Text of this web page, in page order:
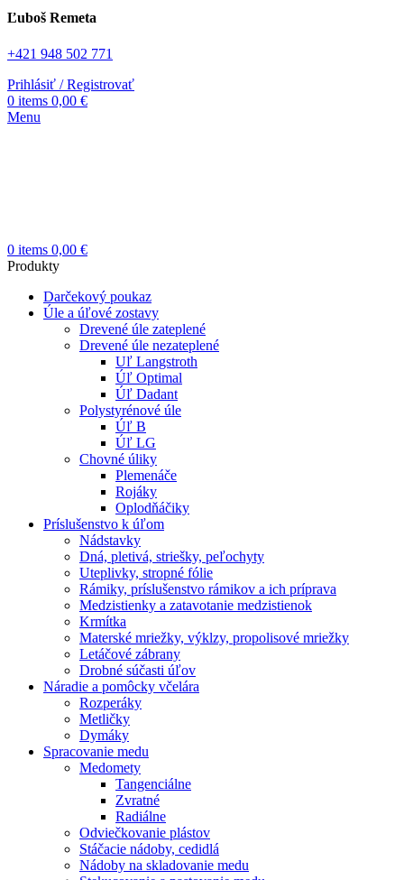
Ľuboš Remeta
+421 948 502 771
Prihlásiť / Registrovať
0 items 0,00 €
Menu
0 items 0,00 €
Produkty
Darčekový poukaz
Úle a úľové zostavy
Drevené úle zateplené
Drevené úle nezateplené
Uľ Langstroth
Úľ Optimal
Úľ Dadant
Polystyrénové úle
Úľ B
Úľ LG
Chovné úliky
Plemenáče
Rojáky
Oplodňáčiky
Príslušenstvo k úľom
Nádstavky
Dná, pletivá, striešky, peľochyty
Uteplivky, stropné fólie
Rámiky, príslušenstvo rámikov a ich príprava
Medzistienky a zatavotanie medzistienok
Krmítka
Materské mriežky, výklzy, propolisové mriežky
Letáčové zábrany
Drobné súčasti úľov
Náradie a pomôcky včelára
Rozperáky
Metličky
Dymáky
Spracovanie medu
Medomety
Tangenciálne
Zvratné
Radiálne
Odviečkovanie plástov
Stáčacie nádoby, cedidlá
Nádoby na skladovanie medu